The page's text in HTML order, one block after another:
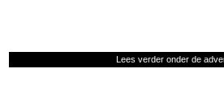
Lees verder onder de